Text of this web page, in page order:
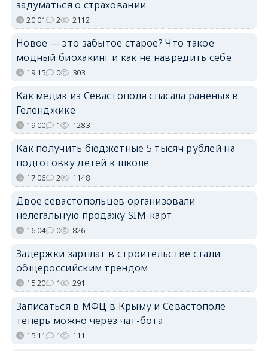
задуматься о страховании
20:01 2 2112
Новое — это забытое старое? Что такое
модный биохакинг и как не навредить себе
19:15 0 303
Как медик из Севастополя спасала раненых в
Геленджике
19:00 1 1283
Как получить бюджетные 5 тысяч рублей на
подготовку детей к школе
17:06 2 1148
Двое севастопольцев организовали
нелегальную продажу SIM-карт
16:04 0 826
Задержки зарплат в строительстве стали
общероссийским трендом
15:20 1 291
Записаться в МФЦ в Крыму и Севастополе
теперь можно через чат-бота
15:11 1 111